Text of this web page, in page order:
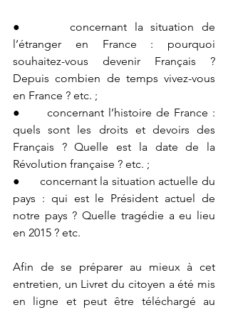
●      concernant la situation de
l’étranger en France : pourquoi
souhaitez-vous devenir Français ?
Depuis combien de temps vivez-vous
en France ? etc. ;
●      concernant l’histoire de France :
quels sont les droits et devoirs des
Français ? Quelle est la date de la
Révolution française ? etc. ;
●      concernant la situation actuelle du
pays : qui est le Président actuel de
notre pays ? Quelle tragédie a eu lieu
en 2015 ? etc.
Afin de se préparer au mieux à cet
entretien, un Livret du citoyen a été mis
en ligne et peut être téléchargé au